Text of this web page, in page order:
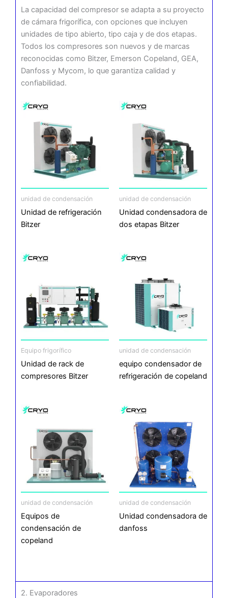
La capacidad del compresor se adapta a su proyecto
de cámara frigorífica, con opciones que incluyen
unidades de tipo abierto, tipo caja y de dos etapas.
Todos los compresores son nuevos y de marcas
reconocidas como Bitzer, Emerson Copeland, GEA,
Danfoss y Mycom, lo que garantiza calidad y
confiabilidad.
unidad de condensación
Unidad de refrigeración
Bitzer
unidad de condensación
Unidad condensadora de
dos etapas Bitzer
Equipo frigorífico
Unidad de rack de
compresores Bitzer
unidad de condensación
equipo condensador de
refrigeración de copeland
unidad de condensación
Equipos de
condensación de
copeland
unidad de condensación
Unidad condensadora de
danfoss
2. Evaporadores